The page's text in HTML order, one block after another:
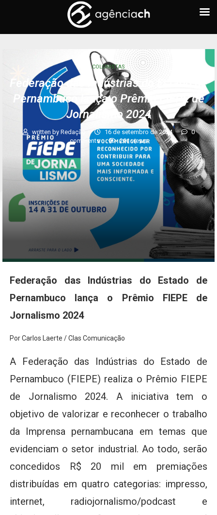
COLUNISTAS
Federação das Indústrias do Estado de
Pernambuco lança o Prêmio FIEPE de
Jornalismo 2024
written by Redação 16 de setembro de 2024
0
comments
291views
Federação das Indústrias do Estado de
Pernambuco lança o Prêmio FIEPE de
Jornalismo 2024
Por Carlos Laerte / Clas Comunicação
A Federação das Indústrias do Estado de
Pernambuco (FIEPE) realiza o Prêmio FIEPE
de Jornalismo 2024. A iniciativa tem o
objetivo de valorizar e reconhecer o trabalho
da Imprensa pernambucana em temas que
evidenciam o setor industrial. Ao todo, serão
concedidos R$ 20 mil em premiações
distribuídas em quatro categorias: impresso,
internet, radiojornalismo/podcast e